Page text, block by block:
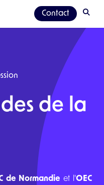
Contact
de la
de Normandie et l'OEC